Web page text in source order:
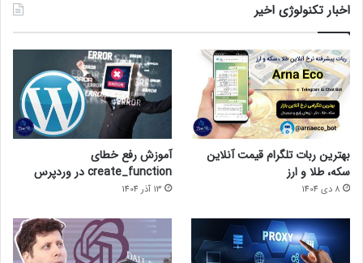
اخبار تکنولوژی اخیر
بهترین ربات تلگرام قیمت آنلاین
سکه، طلا و ارز
8 دی 1404
آموزش رفع خطای
create_function در وردپرس
13 آذر 1404